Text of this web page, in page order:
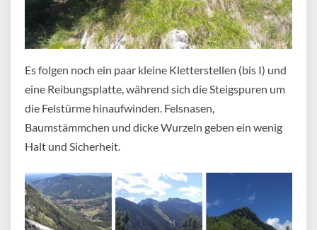
Es folgen noch ein paar kleine Kletterstellen (bis I) und
eine Reibungsplatte, während sich die Steigspuren um
die Felstürme hinaufwinden. Felsnasen,
Baumstämmchen und dicke Wurzeln geben ein wenig
Halt und Sicherheit.